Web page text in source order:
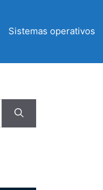
Sistemas operativos